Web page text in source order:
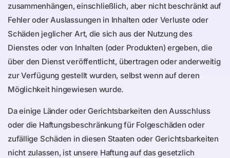
zusammenhängen, einschließlich, aber nicht beschränkt auf
Fehler oder Auslassungen in Inhalten oder Verluste oder
Schäden jeglicher Art, die sich aus der Nutzung des
Dienstes oder von Inhalten (oder Produkten) ergeben, die
über den Dienst veröffentlicht, übertragen oder anderweitig
zur Verfügung gestellt wurden, selbst wenn auf deren
Möglichkeit hingewiesen wurde.
Da einige Länder oder Gerichtsbarkeiten den Ausschluss
oder die Haftungsbeschränkung für Folgeschäden oder
zufällige Schäden in diesen Staaten oder Gerichtsbarkeiten
nicht zulassen, ist unsere Haftung auf das gesetzlich